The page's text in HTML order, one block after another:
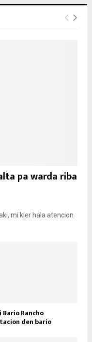
pa warda riba
mi kier hala atencion
Bario Rancho
den bario